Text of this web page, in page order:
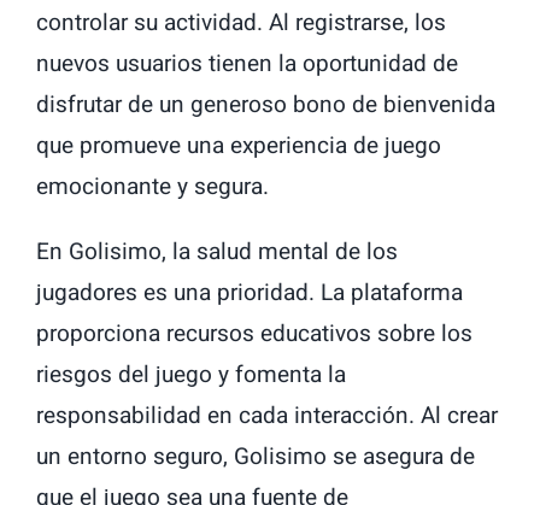
controlar su actividad. Al registrarse, los
nuevos usuarios tienen la oportunidad de
disfrutar de un generoso bono de bienvenida
que promueve una experiencia de juego
emocionante y segura.
En Golisimo, la salud mental de los
jugadores es una prioridad. La plataforma
proporciona recursos educativos sobre los
riesgos del juego y fomenta la
responsabilidad en cada interacción. Al crear
un entorno seguro, Golisimo se asegura de
que el juego sea una fuente de